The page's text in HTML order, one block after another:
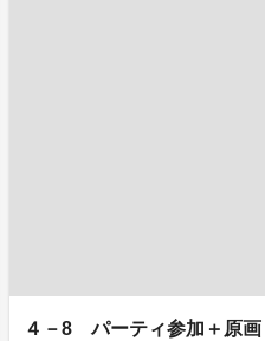
４－8 パーティ参加＋原